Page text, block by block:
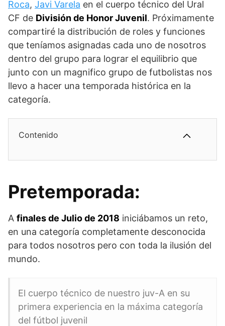
Roca, Javi Varela en el cuerpo técnico del Ural
CF de División de Honor Juvenil. Próximamente
compartiré la distribución de roles y funciones
que teníamos asignadas cada uno de nosotros
dentro del grupo para lograr el equilibrio que
junto con un magnifico grupo de futbolistas nos
llevo a hacer una temporada histórica en la
categoría.
Contenido
Pretemporada:
A finales de Julio de 2018 iniciábamos un reto,
en una categoría completamente desconocida
para todos nosotros pero con toda la ilusión del
mundo.
El cuerpo técnico de nuestro juv-A en su
primera experiencia en la máxima categoría
del fútbol juvenil